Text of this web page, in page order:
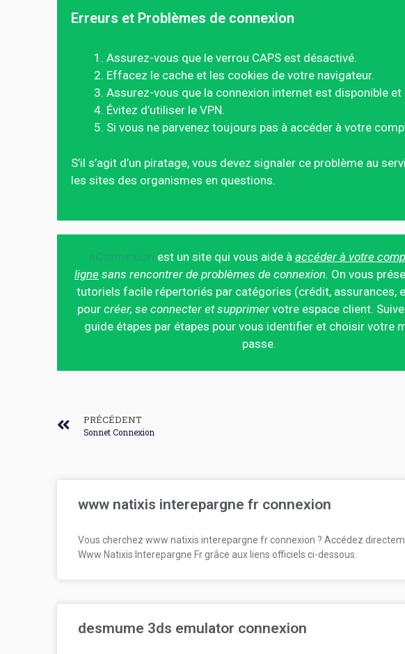
Erreurs et Problèmes de connexion
Assurez-vous que le verrou CAPS est désactivé.
Effacez le cache et les cookies de votre navigateur.
Assurez-vous que la connexion internet est disponible et
Évitez d’utiliser le VPN.
Si vous ne parvenez toujours pas à accéder à votre
S’il s’agit d’un piratage, vous devez signaler ce problème au
les sites des organismes en questions.
est un site qui vous aide à accéder à votre
ligne sans rencontrer de problèmes de connexion. On vous
tutoriels facile répertoriés par catégories (crédit, assurances,
pourcréer, se connecter et supprimer votre espace client.
guide étapes par étapes pour vous identifier et choisir votre
passe.
PRÉCÉDENT
Sonnet Connexion
www natixis interepargne fr connexion
Vous cherchez www natixis interepargne fr connexion ? Accédez
Www Natixis Interepargne Fr grâce aux liens officiels ci-dessous.
desmume 3ds emulator connexion